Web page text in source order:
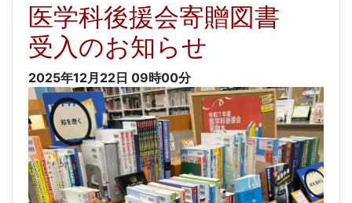
医学科後援会寄贈図書
受入のお知らせ
2025年12月22日 09時00分